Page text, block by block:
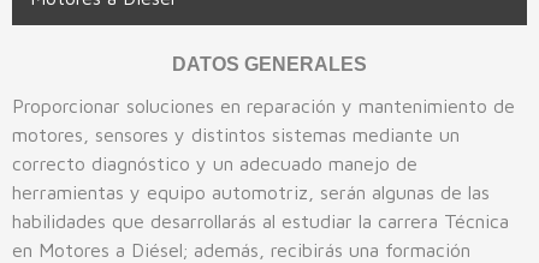
Tonalá
Zapopan
Lagos de Moreno
Puerto Vallarta I
Puerto Vallarta II
Tamazula
Electromecánica Industrial
Enfermería General
Turismo
Mantenimiento Automotriz
Convocatorias
Entrega de Documentos
Denuncias ante Órganos Garantes
Formato Obligaciones
DATOS GENERALES
Proporcionar soluciones en reparación y mantenimiento de
motores, sensores y distintos sistemas mediante un
correcto diagnóstico y un adecuado manejo de
herramientas y equipo automotriz, serán algunas de las
habilidades que desarrollarás al estudiar la carrera Técnica
en Motores a Diésel; además, recibirás una formación